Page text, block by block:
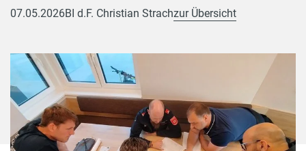
07.05.2026BI d.F. Christian Strachzur Übersicht